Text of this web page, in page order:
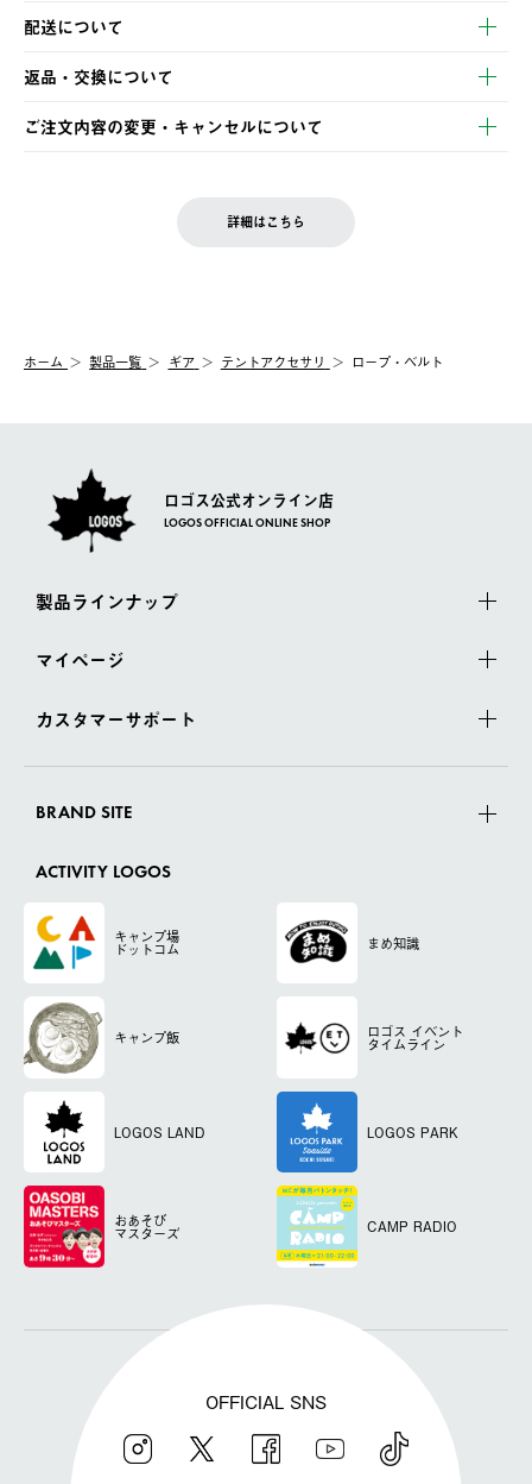
以下のいずれかの方法でお支払いいただけます。
・クレジットカード決済
・コンビニ決済
・Pay-easy決済
配送について
【発送スケジュール】
ご注文・ご入金完了より2営業日以内に商品を発送いたします。
土日祝の発送はございませんので、木曜日以降のご注文は週明け
の発送となる場合がございます。
【配送業者】
佐川急便にて配送されます。
返品・交換について
※お客様都合の場合
お客様都合の返品にかかる送料は、お客様ご負担とさせていただ
一度お手元の商品を返品いただき、ご希望商品を再注文してくだ
ご注文内容の変更・キャンセルについて
LOGOS FAMILY会員の方は、会員マイページ内 購入履歴画面に
詳細はこちら
ホーム 製品一覧 ギア テントアクセサリ ロープ・ベルト
ロゴス公式オンライン店
LOGOS OFFICIAL ONLINE SHOP
製品ラインナップ
マイページ
カスタマーサポート
BRAND SITE
ACTIVITY LOGOS
キャンプ場
ドットコム まめ知識
キャンプ飯 ロゴス イベント
タイムライン
LOGOS LAND LOGOS PARK
おあそび
マスターズ CAMP RADIO
OFFICIAL SNS